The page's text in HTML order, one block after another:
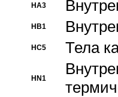
HA3
HB1
HC5 Тела
HN1